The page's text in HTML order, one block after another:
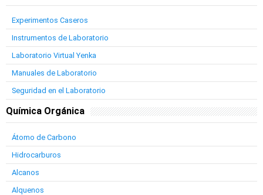
Experimentos Caseros
Instrumentos de Laboratorio
Laboratorio Virtual Yenka
Manuales de Laboratorio
Seguridad en el Laboratorio
Química Orgánica
Átomo de Carbono
Hidrocarburos
Alcanos
Alquenos